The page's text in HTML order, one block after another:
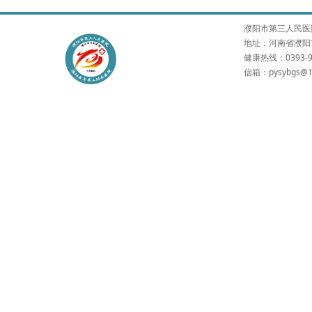
濮阳市第三人民
地址：河南省濮
健康热线：0393-
信箱：